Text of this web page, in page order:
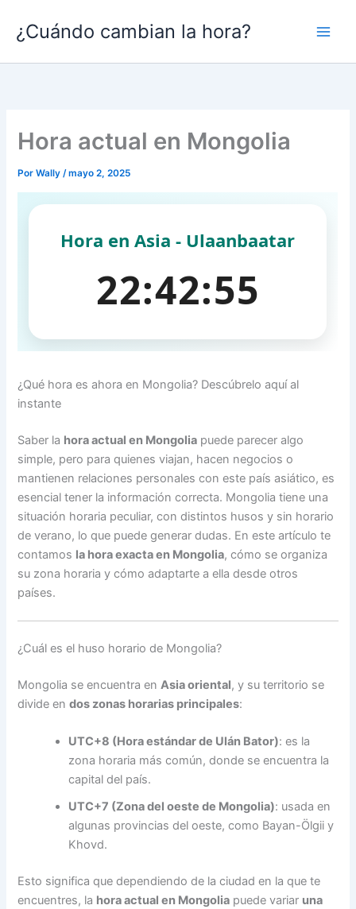
contenido
¿Cuándo cambian la hora?
Hora actual en Mongolia
PorWally/mayo 2, 2025
¿Qué hora es ahora en Mongolia? Descúbrelo aquí al
instante
Saber la hora actual en Mongolia puede parecer algo
simple, pero para quienes viajan, hacen negocios o
mantienen relaciones personales con este país asiático, es
esencial tener la información correcta. Mongolia tiene una
situación horaria peculiar, con distintos husos y sin horario
de verano, lo que puede generar dudas. En este artículo te
contamos la hora exacta en Mongolia, cómo se organiza
su zona horaria y cómo adaptarte a ella desde otros
países.
¿Cuál es el huso horario de Mongolia?
Mongolia se encuentra enAsia oriental, y su territorio se
divide endos zonas horarias principales:
UTC+8 (Hora estándar de Ulán Bator): es la
zona horaria más común, donde se encuentra la
capital del país.
UTC+7 (Zona del oeste de Mongolia): usada en
algunas provincias del oeste, como Bayan-Ölgii y
Khovd.
Esto significa que dependiendo de la ciudad en la que te
encuentres, la hora actual en Mongolia puede variar una